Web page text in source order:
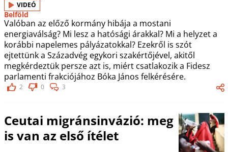
VIDEÓ
Belföld
Valóban az előző kormány hibája a mostani
energiaválság? Mi lesz a hatósági árakkal? Mi a helyzet a
korábbi napelemes pályázatokkal? Ezekről is szót
ejtettünk a Századvég egykori szakértőjével, akitől
megkérdeztük persze azt is, miért csatlakozik a Fidesz
parlamenti frakciójához Bóka János felkérésére.
2 0 3
Ceutai migránsinvázió: meg
is van az első ítélet